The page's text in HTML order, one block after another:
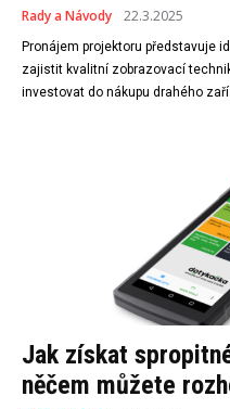
Rady a Návody 22.3.2025
Pronájem projektoru představuje
zajistit kvalitní zobrazovací
investovat do nákupu drahého
Jak získat
něčem můžete